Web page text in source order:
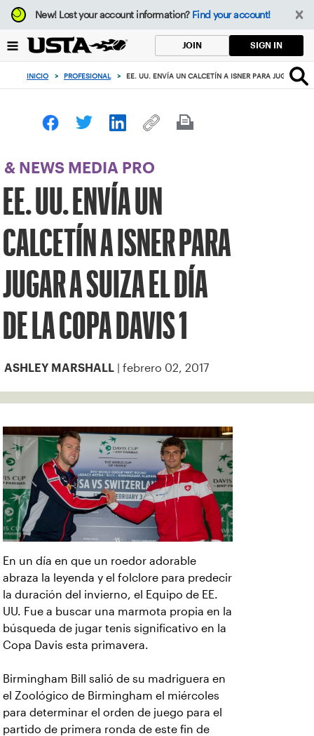
Enfoque
desde
botón
volver
principio
New!Lost your account information? Find your account!
JOIN SIGN IN
INICIO > PROFESIONAL > EE. UU. ENVÍA UN CALCETÍN A ISNER PARA JUGAR A
& NEWS MEDIA PRO
EE. UU. ENVÍA UN
CALCETÍN A ISNER PARA
JUGAR A SUIZA EL DÍA
DE LA COPA DAVIS 1
ASHLEY MARSHALL | febrero 02, 2017
En un día en que un roedor adorable
abraza la leyenda y el folclore para predecir
la duración del invierno, el Equipo de EE.
UU. Fue a buscar una marmota propia en la
búsqueda de jugar tenis significativo en la
Copa Davis esta primavera.
Birmingham Bill salió de su madriguera en
el Zoológico de Birmingham el miércoles
para determinar el orden de juego para el
partido de primera ronda de este fin de